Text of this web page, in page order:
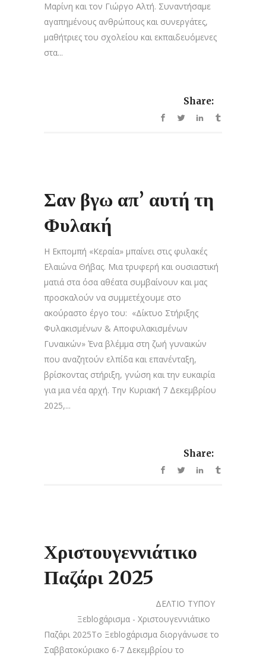
Μαρίνη και τον Γιώργο Αλτή. Συναντήσαμε
αγαπημένους ανθρώπους και συνεργάτες,
μαθήτριες του σχολείου και εκπαιδευόμενες
στα...
Share:
Σαν βγω απ’ αυτή τη
Φυλακή
Η Εκπομπή «Κεραία» μπαίνει στις φυλακές
Ελαιώνα Θήβας. Μια τρυφερή και ουσιαστική
ματιά στα όσα αθέατα συμβαίνουν και μας
προσκαλούν να συμμετέχουμε στο
ακούραστο έργο του: «Δίκτυο Στήριξης
Φυλακισμένων & Αποφυλακισμένων
Γυναικών» Ένα βλέμμα στη ζωή γυναικών
που αναζητούν ελπίδα και επανένταξη,
βρίσκοντας στήριξη, γνώση και την ευκαιρία
για μια νέα αρχή. Την Κυριακή 7 Δεκεμβρίου
2025,...
Share:
Χριστουγεννιάτικο
Παζάρι 2025
ΔΕΛΤΙΟ ΤΥΠΟΥ
Ξεblogάρισμα - Χριστουγεννιάτικο
Παζάρι 2025To Ξεblogάρισμα διοργάνωσε το
Σαββατοκύριακο 6-7 Δεκεμβρίου το